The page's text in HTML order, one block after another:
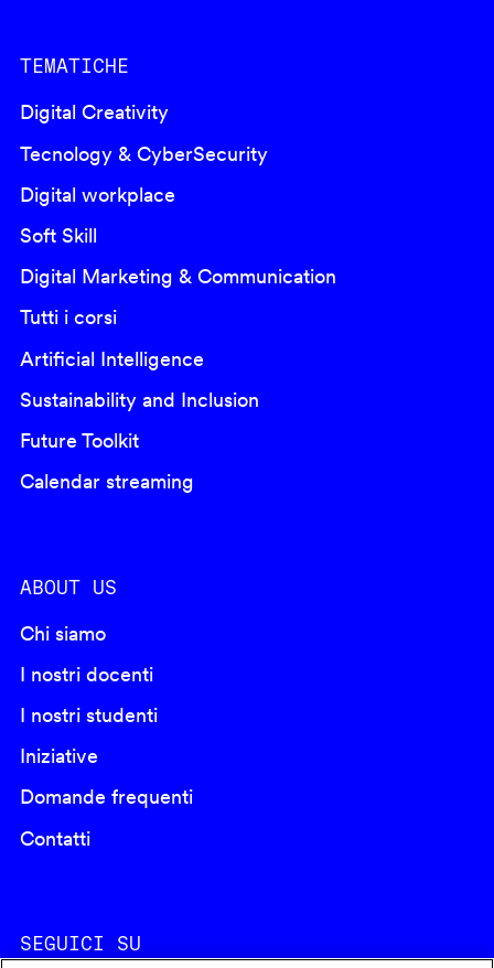
TEMATICHE
Digital Creativity
Tecnology & CyberSecurity
Digital workplace
Soft Skill
Digital Marketing & Communication
Tutti i corsi
Artificial Intelligence
Sustainability and Inclusion
Future Toolkit
Calendar streaming
ABOUT US
Chi siamo
I nostri docenti
I nostri studenti
Iniziative
Domande frequenti
Contatti
SEGUICI SU